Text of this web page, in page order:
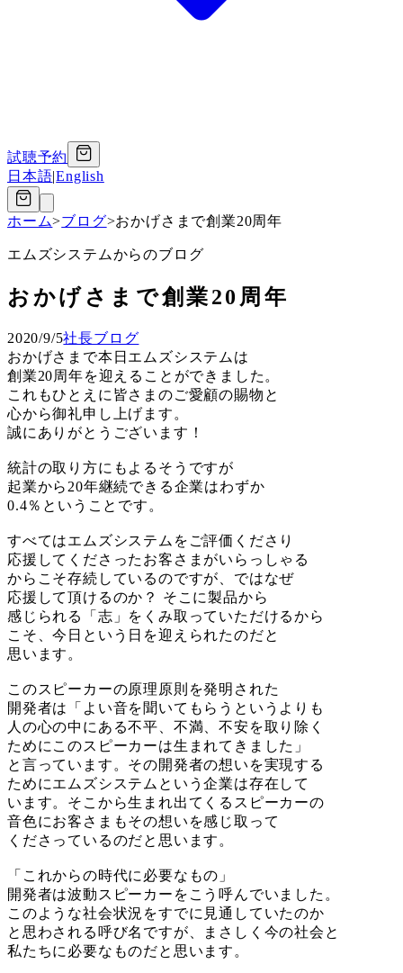
試聴予約
日本語|English
ホーム>ブログ>おかげさまで創業20周年
エムズシステムからのブログ
おかげさまで創業20周年
2020/9/5社長ブログ
おかげさまで本日エムズシステムは
創業20周年を迎えることができました。
これもひとえに皆さまのご愛顧の賜物と
心から御礼申し上げます。
誠にありがとうございます！
統計の取り方にもよるそうですが
起業から20年継続できる企業はわずか
0.4％ということです。
すべてはエムズシステムをご評価くださり
応援してくださったお客さまがいらっしゃる
からこそ存続しているのですが、ではなぜ
応援して頂けるのか？ そこに製品から
感じられる「志」をくみ取っていただけるから
こそ、今日という日を迎えられたのだと
思います。
このスピーカーの原理原則を発明された
開発者は「よい音を聞いてもらうというよりも
人の心の中にある不平、不満、不安を取り除く
ためにこのスピーカーは生まれてきました」
と言っています。その開発者の想いを実現する
ためにエムズシステムという企業は存在して
います。そこから生まれ出てくるスピーカーの
音色にお客さまもその想いを感じ取って
くださっているのだと思います。
「これからの時代に必要なもの」
開発者は波動スピーカーをこう呼んでいました。
このような社会状況をすでに見通していたのか
と思わされる呼び名ですが、まさしく今の社会と
私たちに必要なものだと思います。